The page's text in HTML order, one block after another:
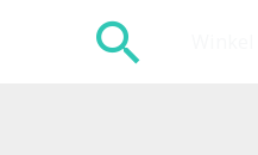
Zoeken